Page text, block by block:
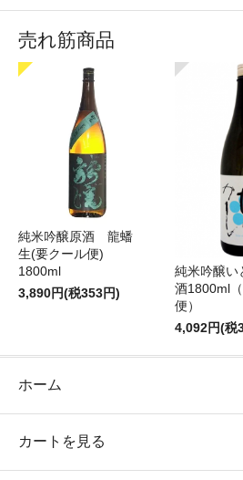
売れ筋商品
純米吟醸原酒 龍蟠
生(要クール便)
1800ml
3,890円(税353円)
純米吟醸い
酒1800ml
便）
4,092円(税
ホーム
カートを見る